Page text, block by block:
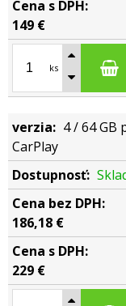
149 €
ks
4 / 64 GB
CarPlay
186,18 €
229 €